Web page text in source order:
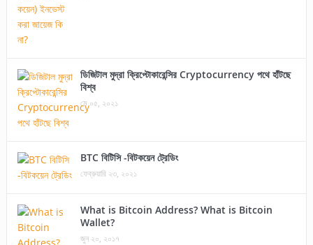
ডিজিটাল মুদ্রা ক্রিপ্টোকারেন্সির Cryptocurrency পথে হাঁটছে
বিশ্ব
মে ০৫, ২০২১
BTC বিটিসি -বিটকয়েন ট্রেডিং
ফেব্রুয়ারি ২৩, ২০২১
What is Bitcoin Address? What is Bitcoin
Wallet?
জুন ২০, ২০১৭